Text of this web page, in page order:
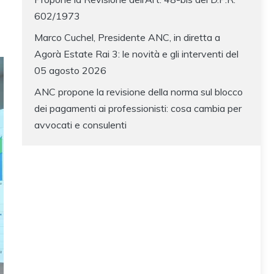
602/1973
Marco Cuchel, Presidente ANC, in diretta a
Agorà Estate Rai 3: le novità e gli interventi del
05 agosto 2026
ANC propone la revisione della norma sul blocco
dei pagamenti ai professionisti: cosa cambia per
avvocati e consulenti